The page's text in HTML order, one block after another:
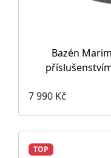
Bazén
7 990 Kč
TOP